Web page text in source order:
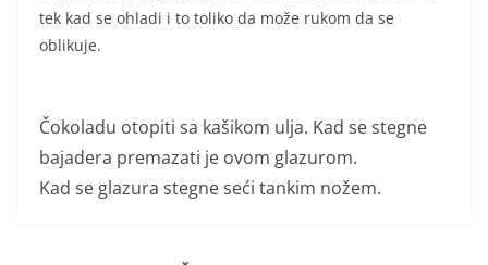
tek kad se ohladi i to toliko da može rukom da se
oblikuje.
Čokoladu otopiti sa kašikom ulja. Kad se stegne
bajadera premazati je ovom glazurom.
Kad se glazura stegne seći tankim nožem.